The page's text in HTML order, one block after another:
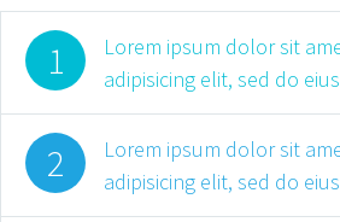
1
Lorem ipsum dolor sit
adipisicing elit, sed do
2
Lorem ipsum dolor sit
adipisicing elit, sed do